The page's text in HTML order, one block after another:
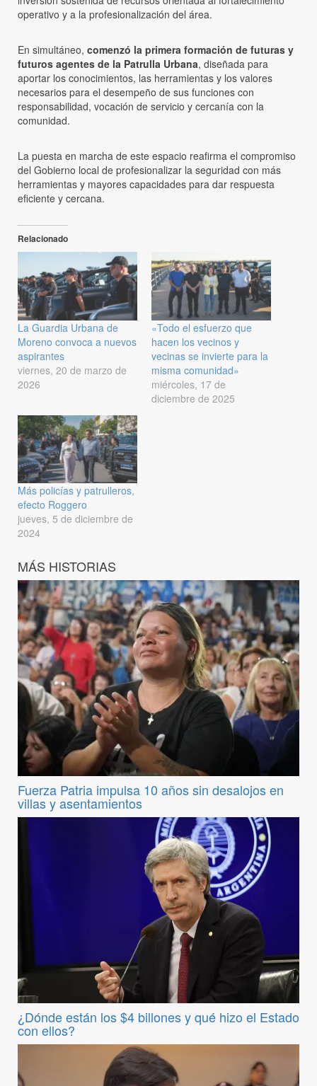
operativo y a la profesionalización del área.
En simultáneo, comenzó la primera formación de futuras y
futuros agentes de la Patrulla Urbana, diseñada para
aportar los conocimientos, las herramientas y los valores
necesarios para el desempeño de sus funciones con
responsabilidad, vocación de servicio y cercanía con la
comunidad.
La puesta en marcha de este espacio reafirma el compromiso
del Gobierno local de profesionalizar la seguridad con más
herramientas y mayores capacidades para dar respuesta
eficiente y cercana.
Relacionado
La Guardia Urbana de
Moreno convoca a nuevos
aspirantes
viernes, 20 de marzo de
2026
«Todo el esfuerzo que
hacen los vecinos y
vecinas se invierte para la
misma comunidad»
miércoles, 17 de
diciembre de 2025
Más policías y patrulleros,
efecto Roggero
jueves, 5 de diciembre de
2024
MÁS HISTORIAS
Fuerza Patria impulsa 10 años sin desalojos en
villas y asentamientos
¿Dónde están los $4 billones y qué hizo el Estado
con ellos?